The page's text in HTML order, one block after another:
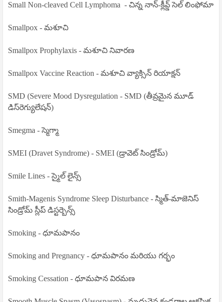
Small Non-cleaved Cell Lymphoma - చిన్న నాన్-క్లీవ్డ్ సెల్ లింఫోమా
Smallpox - మశూచి
Smallpox Prophylaxis - మశూచి నివారణ
Smallpox Vaccine Reaction - మశూచి వ్యాక్సిన్ రియాక్షన్
SMD (Severe Mood Dysregulation - SMD (తీవ్రమైన మూడ్
డిస్‌రెగ్యులేషన్)
Smegma - స్మెగ్మా
SMEI (Dravet Syndrome) - SMEI (డ్రావెట్ సిండ్రోమ్)
Smile Lines - స్మైల్ లైన్స్
Smith-Magenis Syndrome Sleep Disturbance - స్మిత్-మాజెనిస్
సిండ్రోమ్ స్లీప్ డిస్టర్బెన్స్
Smoking - ధూమపానం
Smoking and Pregnancy - ధూమపానం మరియు గర్భం
Smoking Cessation - ధూమపాన విరమణ